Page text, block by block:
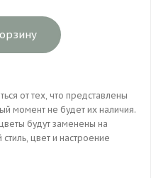
от тех, что представлены
момент не будет их наличия.
будут заменены на
цвет и настроение